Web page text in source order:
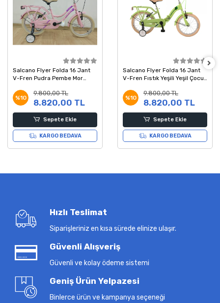
Salcano Flyer Folda 16 Jant
V-Fren Pudra Pembe Mor
%10
9.800,00 TL
8.820,00 TL
Sepete Ekle
KARGO BEDAVA
Salcano Flyer Folda 16 Jant
V-Fren Fıstık Yeşili Yeşil Çocuk
%10
9.800,00 TL
8.820,00 TL
Sepete Ekle
KARGO BEDAVA
Hızlı Teslimat
Siparişleriniz en kısa sürede elinize ulaşır.
Güvenli Alışveriş
Güvenli ve kolay ödeme sistemi
Geniş Ürün Yelpazesi
Binlerce ürün ve kampanya seçeneği